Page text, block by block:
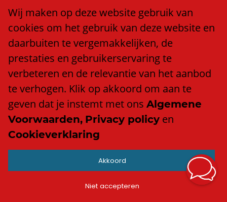
Wij zijn Trend
Ons team
Klacht of compliment?
Algemene voorwaarden
Privacy policy
Cookieverklaring
Anti discriminatiebeleid
Contact
Wij maken op deze website gebruik van
cookies om het gebruik van deze website en
daarbuiten te vergemakkelijken, de
prestaties en gebruikerservaring te
verbeteren en de relevantie van het aanbod
te verhogen. Klik op akkoord om aan te
geven dat je instemt met ons Algemene
Voorwaarden, Privacy policy en
Cookieverklaring
Akkoord
Niet accepteren